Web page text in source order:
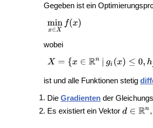
Gegeben ist ein
wobei
ist und alle Funktionen stetig
Die Gradientender
Es existiert ein Vektor